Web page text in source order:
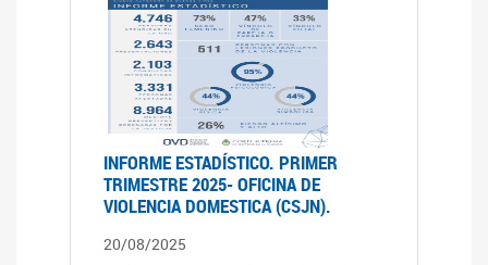
INFORME ESTADÍSTICO. PRIMER
TRIMESTRE 2025- OFICINA DE
VIOLENCIA DOMESTICA (CSJN).
20/08/2025